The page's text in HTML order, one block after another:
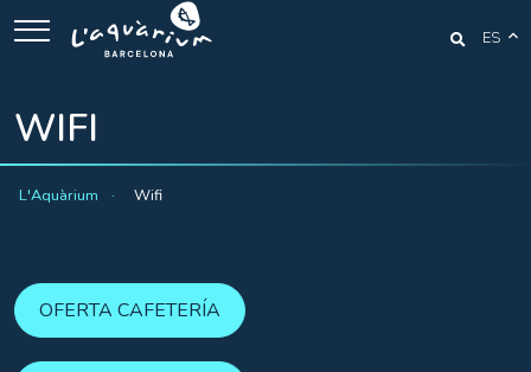
ES
WIFI
L'Aquàrium Wifi
OFERTA CAFETERÍA